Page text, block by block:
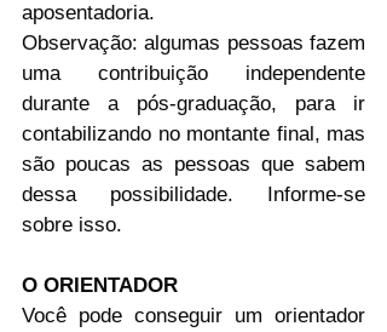
aposentadoria.
Observação: algumas pessoas fazem
uma contribuição independente
durante a pós-graduação, para ir
contabilizando no montante final, mas
são poucas as pessoas que sabem
dessa possibilidade. Informe-se
sobre isso.
O ORIENTADOR
Você pode conseguir um orientador